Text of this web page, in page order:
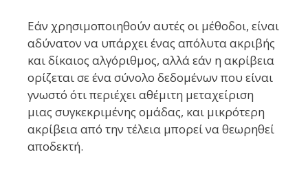
Εάν χρησιμοποιηθούν αυτές οι μέθοδοι, είναι
αδύνατον να υπάρχει ένας απόλυτα ακριβής
και δίκαιος αλγόριθμος, αλλά εάν η ακρίβεια
ορίζεται σε ένα σύνολο δεδομένων που είναι
γνωστό ότι περιέχει αθέμιτη μεταχείριση
μιας συγκεκριμένης ομάδας, και μικρότερη
ακρίβεια από την τέλεια μπορεί να θεωρηθεί
αποδεκτή.